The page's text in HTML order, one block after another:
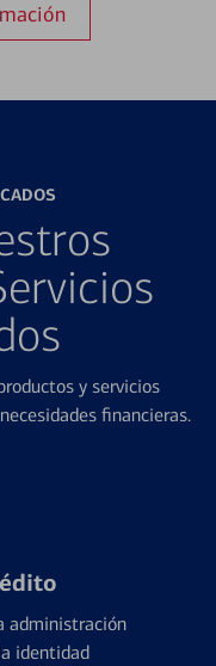
y servicios
financieras.
administración
identidad